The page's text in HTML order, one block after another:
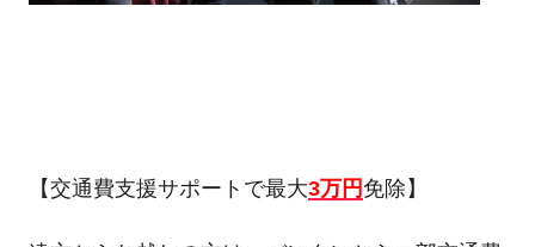
【交通費支援サポートで最大3万円 免除】